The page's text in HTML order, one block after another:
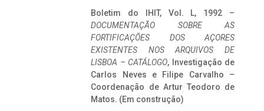
Boletim do IHIT, Vol. L, 1992 –
DOCUMENTAÇÃO SOBRE AS
FORTIFICAÇÕES DOS AÇORES
EXISTENTES NOS ARQUIVOS DE
LISBOA – CATÁLOGO, Investigação de
Carlos Neves e Filipe Carvalho –
Coordenação de Artur Teodoro de
Matos. (Em construção)